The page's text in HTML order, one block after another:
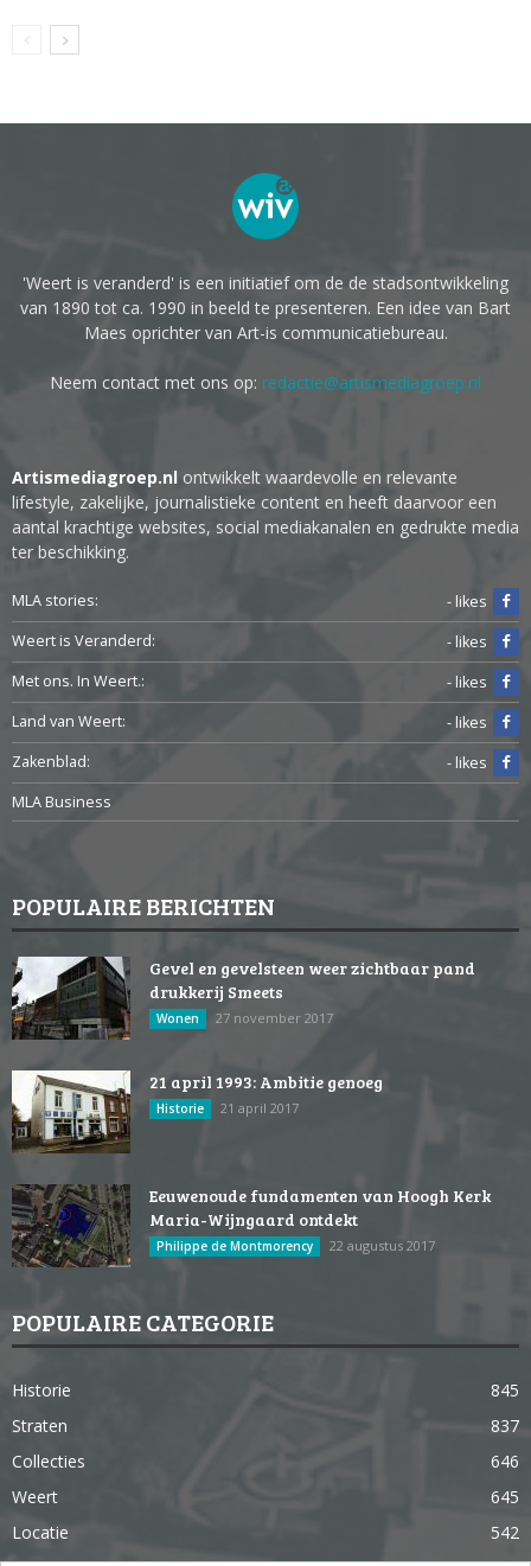
'Weert is veranderd' is een initiatief om de de stadsontwikkeling
van 1890 tot ca. 1990 in beeld te presenteren. Een idee van Bart
Maes oprichter van Art-is communicatiebureau.
Neem contact met ons op: redactie@artismediagroep.nl
Artismediagroep.nl ontwikkelt waardevolle en relevante
lifestyle, zakelijke, journalistieke content en heeft daarvoor een
aantal krachtige websites, social mediakanalen en gedrukte media
ter beschikking.
MLA stories:
- likes
Weert is Veranderd:
- likes
Met ons. In Weert.:
- likes
Land van Weert:
- likes
Zakenblad:
- likes
MLA Business
POPULAIRE BERICHTEN
Gevel en gevelsteen weer zichtbaar pand
drukkerij Smeets
Wonen 27 november 2017
21 april 1993: Ambitie genoeg
Historie 21 april 2017
Eeuwenoude fundamenten van Hoogh Kerk
Maria-Wijngaard ontdekt
Philippe de Montmorency 22 augustus 2017
POPULAIRE CATEGORIE
Historie
845
Straten
837
Collecties
646
Weert
645
Locatie
542